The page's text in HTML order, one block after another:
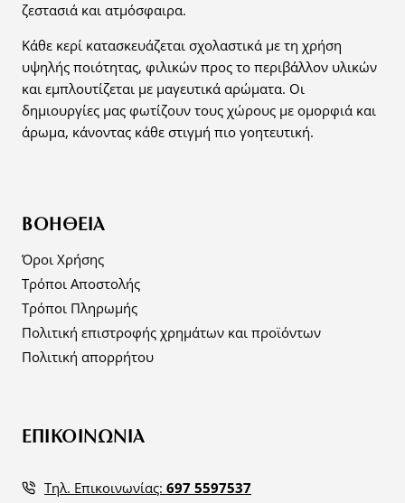
ζεστασιά και ατμόσφαιρα.
Κάθε κερί κατασκευάζεται σχολαστικά με τη χρήση
υψηλής ποιότητας, φιλικών προς το περιβάλλον υλικών
και εμπλουτίζεται με μαγευτικά αρώματα. Οι
δημιουργίες μας φωτίζουν τους χώρους με ομορφιά και
άρωμα, κάνοντας κάθε στιγμή πιο γοητευτική.
ΒΟΉΘΕΙΑ
Όροι Χρήσης
Τρόποι Αποστολής
Τρόποι Πληρωμής
Πολιτική επιστροφής χρημάτων και προϊόντων
Πολιτική απορρήτου
ΕΠΙΚΟΙΝΩΝΙΑ
Τηλ. Επικοινωνίας: 697 5597537